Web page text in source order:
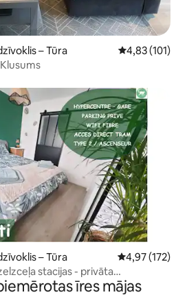
– Tūra Vidējais
4,83 (101)
mājoklis
– Tūra Vidējais
4,97 (172)
stacijas - privāta
īres mājas